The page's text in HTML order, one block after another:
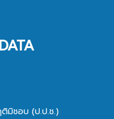
ติมิชอบ (ป.ป.ช.)